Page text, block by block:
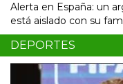
Alerta en España: un
está aislado con su
DEPORTES